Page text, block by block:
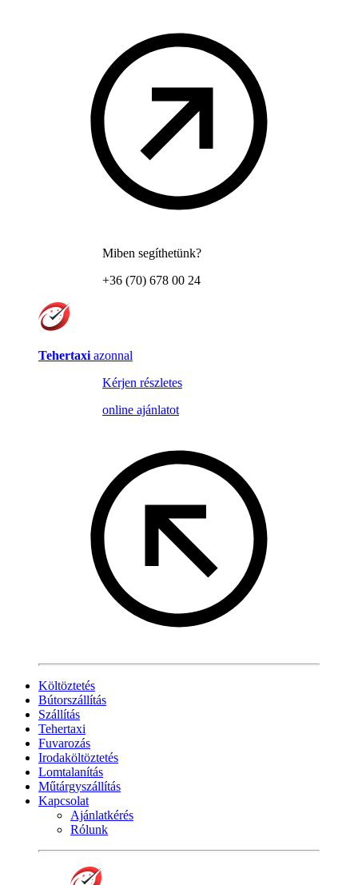
Miben segíthetünk?
+36 (70) 678 00 24
Tehertaxi azonnal
Kérjen részletes
online ajánlatot
Költöztetés
Bútorszállítás
Szállítás
Tehertaxi
Fuvarozás
Irodaköltöztetés
Lomtalanítás
Műtárgyszállítás
Kapcsolat
Ajánlatkérés
Rólunk